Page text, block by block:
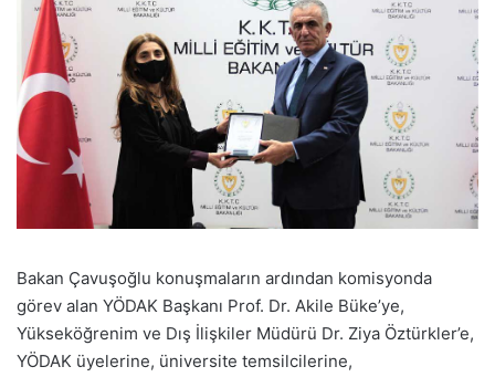
Bakan Çavuşoğlu konuşmaların ardından komisyonda
görev alan YÖDAK Başkanı Prof. Dr. Akile Büke’ye,
Yükseköğrenim ve Dış İlişkiler Müdürü Dr. Ziya Öztürkler’e,
YÖDAK üyelerine, üniversite temsilcilerine,